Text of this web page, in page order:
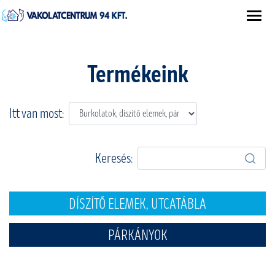
Termékeink
Itt van most:
Keresés:
DÍSZÍTŐ ELEMEK, UTCATÁBLA
PÁRKÁNYOK